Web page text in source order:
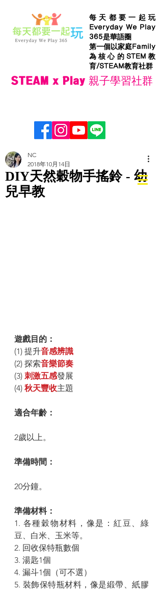
每天都要一起玩
Everyday We Play
365是華語圈
第一個以家庭Family
為核心的STEM教
育/STEAM教育社群
STEAM x Play 親子學習社群
DIY天然穀物手搖鈴 - 幼
兒早教
NC
2018年10月14日
遊戲目的：
(1) 提升音感辨識
(2) 探索音樂節奏
(3) 刺激五感發展
(4) 秋天豐收主題
適合年齡：
2歲以上。
準備時間：
20分鐘。
準備材料：
1. 各種穀物材料，像是：紅豆、綠
豆、白米、玉米等。
2. 回收保特瓶數個
3. 湯匙1個
4. 漏斗1個（可不選）
5. 裝飾保特瓶材料，像是緞帶、紙膠